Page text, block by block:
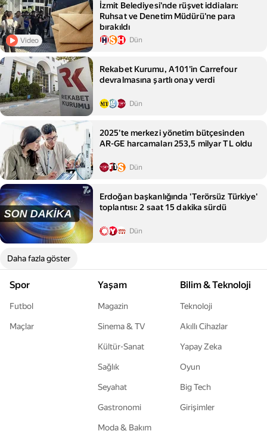
Video
İzmit Belediyesi'nde rüşvet iddiaları:
Ruhsat ve Denetim Müdürü'ne para
bırakıldı
Dün
Rekabet Kurumu, A101'in Carrefour
devralmasına şartlı onay verdi
Dün
2025'te merkezi yönetim bütçesinden
AR-GE harcamaları 253,5 milyar TL oldu
Dün
Erdoğan başkanlığında 'Terörsüz Türkiye'
toplantısı: 2 saat 15 dakika sürdü
Dün
Daha fazla göster
Spor
Futbol
Maçlar
Yaşam
Magazin
Sinema & TV
Kültür-Sanat
Sağlık
Seyahat
Gastronomi
Moda & Bakım
Bilim & Teknoloji
Teknoloji
Akıllı Cihazlar
Yapay Zeka
Oyun
Big Tech
Girişimler